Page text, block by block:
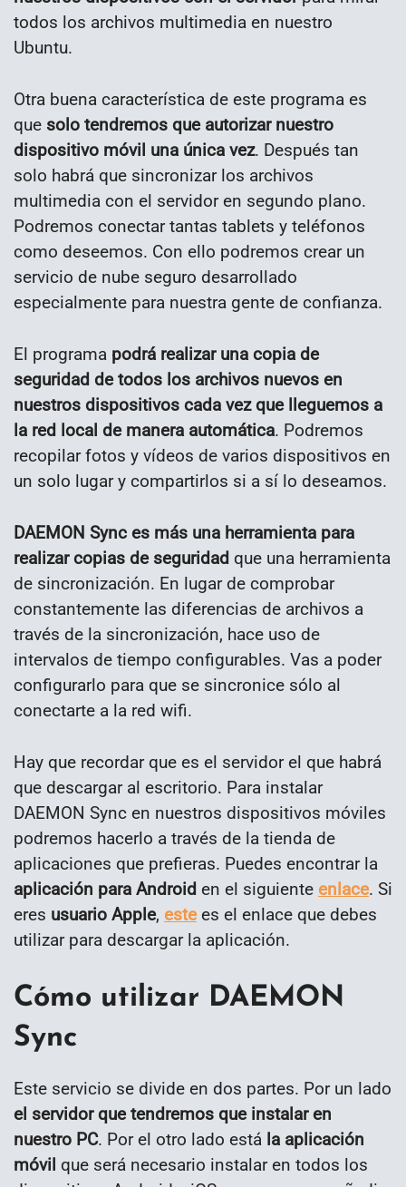
todos los archivos multimedia en nuestro
Ubuntu.
Otra buena característica de este programa es
que solo tendremos que autorizar nuestro
dispositivo móvil una única vez. Después tan
solo habrá que sincronizar los archivos
multimedia con el servidor en segundo plano.
Podremos conectar tantas tablets y teléfonos
como deseemos. Con ello podremos crear un
servicio de nube seguro desarrollado
especialmente para nuestra gente de confianza.
El programa podrá realizar una copia de
seguridad de todos los archivos nuevos en
nuestros dispositivos cada vez que lleguemos a
la red local de manera automática. Podremos
recopilar fotos y vídeos de varios dispositivos en
un solo lugar y compartirlos si a sí lo deseamos.
DAEMON Sync es más una herramienta para
realizar copias de seguridad que una herramienta
de sincronización. En lugar de comprobar
constantemente las diferencias de archivos a
través de la sincronización, hace uso de
intervalos de tiempo configurables. Vas a poder
configurarlo para que se sincronice sólo al
conectarte a la red wifi.
Hay que recordar que es el servidor el que habrá
que descargar al escritorio. Para instalar
DAEMON Sync en nuestros dispositivos móviles
podremos hacerlo a través de la tienda de
aplicaciones que prefieras. Puedes encontrar la
aplicación para Android en el siguiente enlace. Si
eres usuario Apple, estees el enlace que debes
utilizar para descargar la aplicación.
Cómo utilizar DAEMON
Sync
Este servicio se divide en dos partes. Por un lado
el servidor que tendremos que instalar en
nuestro PC. Por el otro lado está la aplicación
móvil que será necesario instalar en todos los